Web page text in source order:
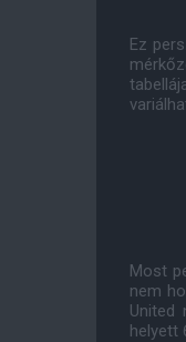
Ez
Most
nem
United
helyett